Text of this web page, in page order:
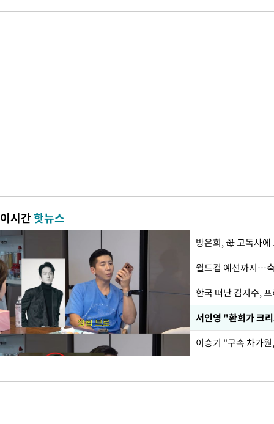
이시간핫뉴스
방은희, 母 고독사
월드컵 예선까지…
한국 떠난 김지수,
서인영 "환희가 크
이승기 "구속 차가